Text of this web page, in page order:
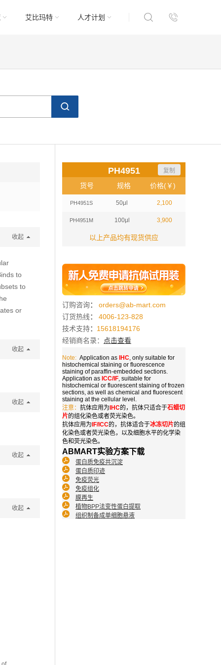
艾比玛特 人才计划
PH4951 复制
货号 规格 价格(￥)
PH4951S 50μl 2,100
PH4951M 100μl 3,900
以上产品均有现货供应
订购咨询：
orders@ab-mart.com
订货热线：
4006-123-828
技术支持： 15618194176
经销商名录：
点击查看
Note: Application as IHC, only suitable for
histochemical staining or fluorescence
staining of paraffin-embedded sections.
Application as ICC/IF, suitable for
histochemical or fluorescent staining of frozen
sections, as well as chemical and fluorescent
staining at the cellular level.
注意： 抗体应用为 IHC的，抗体只适合于石蜡切
片的组化染色或者荧光染色。
抗体应用为 IF/ICC的，抗体适合于冰冻切片的组
化染色或者荧光染色，以及细胞水平的化学染
色和荧光染色。
ABMART实验方案下载
蛋白质免疫共沉淀
蛋白质印迹
免疫荧光
免疫组化
膜再生
植物BPP法变性蛋白提取
组织制备成单细胞悬液
收起
to
to
or
收起
收起
收起
收起